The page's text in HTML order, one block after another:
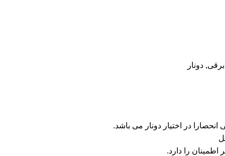
برقی, دونار
را دارد.